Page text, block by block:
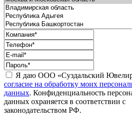
Я даю ООО «Суздальский
согласие на обработку моих
данных. Конфиденциальность
данных охраняется в соответствии с
законодательством РФ.